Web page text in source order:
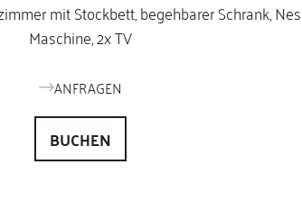
mit Stockbett, begehbarer Schrank,
Maschine, 2x TV
ANFRAGEN
BUCHEN